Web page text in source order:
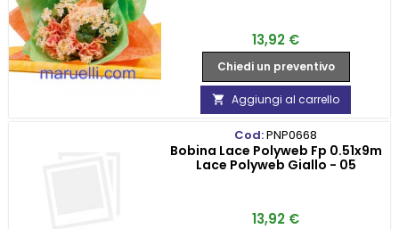
Prezzo
13,92 €
Chiedi un preventivo
 Aggiungi al carrello
Cod:PNP0668
Bobina Lace Polyweb Fp 0.51x9m
Lace Polyweb Giallo - 05
Prezzo
13,92 €